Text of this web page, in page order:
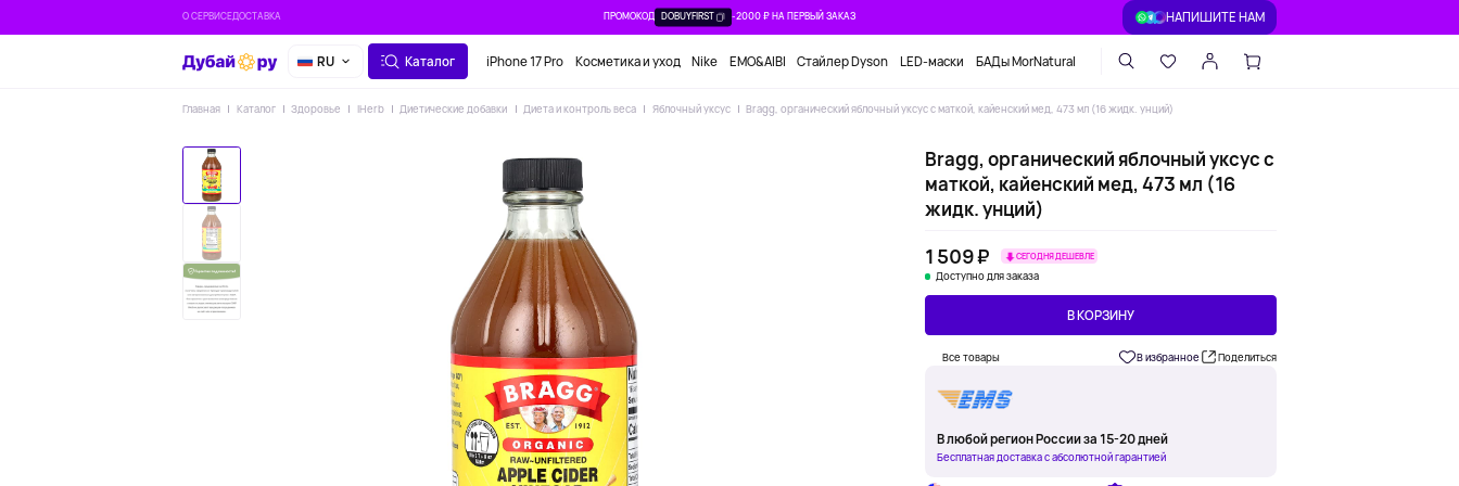
О СЕРВИСЕДОСТАВКА ПРОМОКОД DOBUYFIRST -2000 ₽ НА ПЕРВЫЙ ЗАКАЗ НАПИШИТЕ НАМ
RU Каталог iPhone 17 Pro Косметика и уход Nike EMO&AIBI Стайлер Dyson LED-маски БАДы MorNatural
Главная Каталог Здоровье IHerb Диетические добавки Диета и контроль веса Яблочный уксус Bragg, органический яблочный уксус с маткой, кайенский мед, 473 мл (16 жидк. унций)
Bragg, органический яблочный уксус с
маткой, кайенский мед, 473 мл (16
жидк. унций)
1 509 ₽
СЕГОДНЯ ДЕШЕВЛЕ
Доступно для заказа
В КОРЗИНУ
Все товары В избранное Поделиться
В любой регион России за 15-20 дней
Бесплатная доставка с абсолютной гарантией